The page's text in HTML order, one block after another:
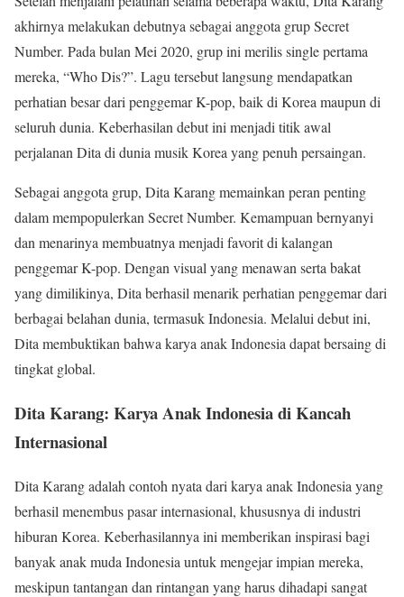
akhirnya melakukan debutnya sebagai anggota grup Secret
Number. Pada bulan Mei 2020, grup ini merilis single pertama
mereka, “Who Dis?”. Lagu tersebut langsung mendapatkan
perhatian besar dari penggemar K-pop, baik di Korea maupun di
seluruh dunia. Keberhasilan debut ini menjadi titik awal
perjalanan Dita di dunia musik Korea yang penuh persaingan.
Sebagai anggota grup, Dita Karang memainkan peran penting
dalam mempopulerkan Secret Number. Kemampuan bernyanyi
dan menarinya membuatnya menjadi favorit di kalangan
penggemar K-pop. Dengan visual yang menawan serta bakat
yang dimilikinya, Dita berhasil menarik perhatian penggemar dari
berbagai belahan dunia, termasuk Indonesia. Melalui debut ini,
Dita membuktikan bahwa karya anak Indonesia dapat bersaing di
tingkat global.
Dita Karang: Karya Anak Indonesia di Kancah
Internasional
Dita Karang adalah contoh nyata dari karya anak Indonesia yang
berhasil menembus pasar internasional, khususnya di industri
hiburan Korea. Keberhasilannya ini memberikan inspirasi bagi
banyak anak muda Indonesia untuk mengejar impian mereka,
meskipun tantangan dan rintangan yang harus dihadapi sangat